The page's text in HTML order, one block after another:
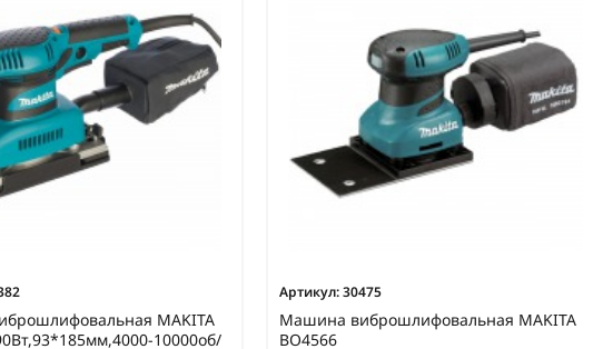
MAKITA
10000об/
Артикул:30475
Машина виброшлифовальная MAKITA
BO4566